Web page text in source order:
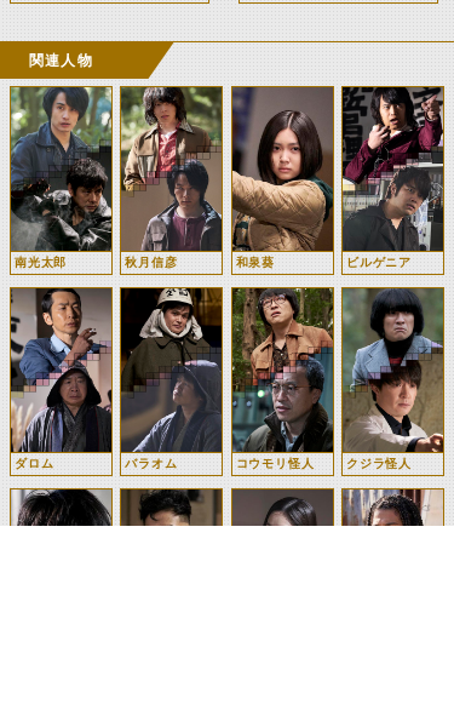
関連人物
南光太郎 秋月信彦 和泉葵 ビルゲニア
ダロム バラオム コウモリ怪人 クジラ怪人